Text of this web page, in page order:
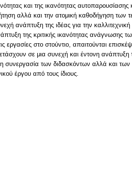
και της ικανότητας
αλλά και την ατομική καθοδήγηση των
ανάπτυξη της ιδέας για την
της κριτικής ικανότητας ανάγνωσης
στο στούντιο, απαιτούνται
σε μια συνεχή και έντονη ανάπτυξη
συνεργασία των διδασκόντων αλλά και
έργου από τους ίδιους.